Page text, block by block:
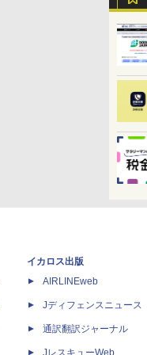
イカロス出版
AIRLINEweb
Jディフェンスニュース
通訳翻訳ジャーナル
JレスキューWeb